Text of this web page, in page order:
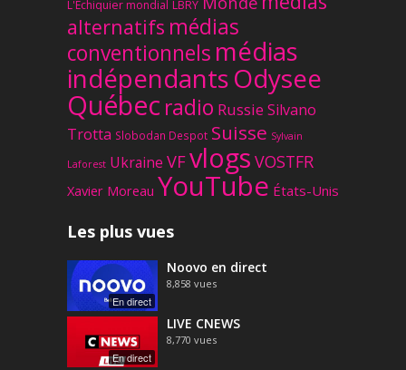
L'Échiquier mondial LBRY
alternatifs médias
conventionnels médias
indépendantsOdysee
Québec radio Russie Silvano
Trotta Slobodan Despot Suisse Sylvain
Laforest Ukraine VFvlogs VOSTFR
Xavier Moreau YouTube États-Unis
Les plus vues
En direct
Noovo en direct
8,858 vues
En direct
LIVE CNEWS
8,770 vues